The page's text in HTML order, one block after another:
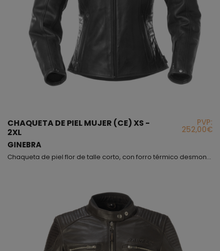
CHAQUETA DE PIEL MUJER (CE) XS -
2XL
GINEBRA
PVP:
252,00€
Chaqueta de piel flor de talle corto, con forro térmico desmontable. Este modelo es un estilo muy actual y moderno, la piel es muy flexible de color negro mate, pero además, encontraras en los laterales refuerzos de piel grabada, esta misma piel también la hemos puesto para reforzar la zona del codo y del hombro, sin olvidar que lleva sus correspondientes protectores (CE). Este modelo lo tenemos disponible en versión hombre, color negro o marrón (modelo Daniel). Por úl...